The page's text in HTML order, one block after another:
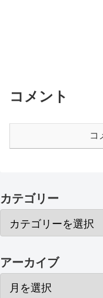
コメント
コ
カテゴリー
アーカイブ